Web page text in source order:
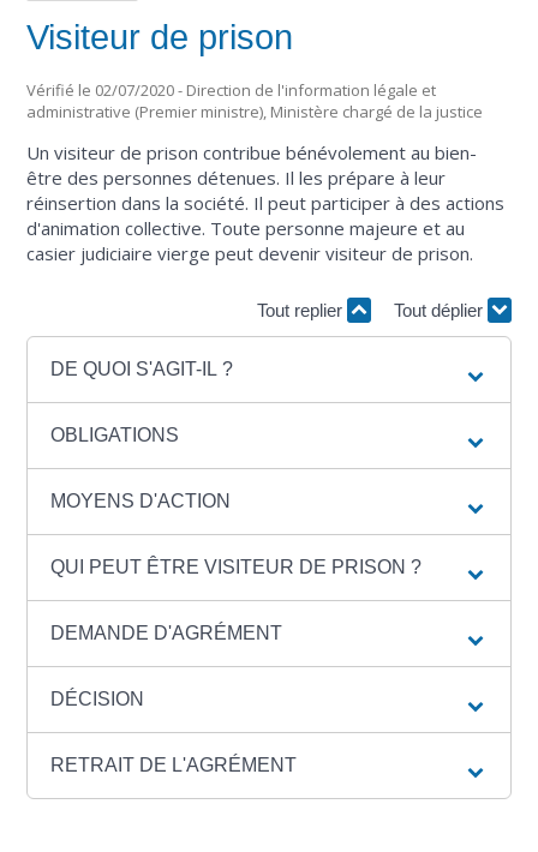
Visiteur de prison
Vérifié le 02/07/2020 - Direction de l'information légale et
administrative (Premier ministre), Ministère chargé de la justice
Un visiteur de prison contribue bénévolement au bien-
être des personnes détenues. Il les prépare à leur
réinsertion dans la société. Il peut participer à des actions
d'animation collective. Toute personne majeure et au
casier judiciaire vierge peut devenir visiteur de prison.
Tout replier Tout déplier
DE QUOI S'AGIT-IL ?
OBLIGATIONS
MOYENS D'ACTION
QUI PEUT ÊTRE VISITEUR DE PRISON ?
DEMANDE D'AGRÉMENT
DÉCISION
RETRAIT DE L'AGRÉMENT